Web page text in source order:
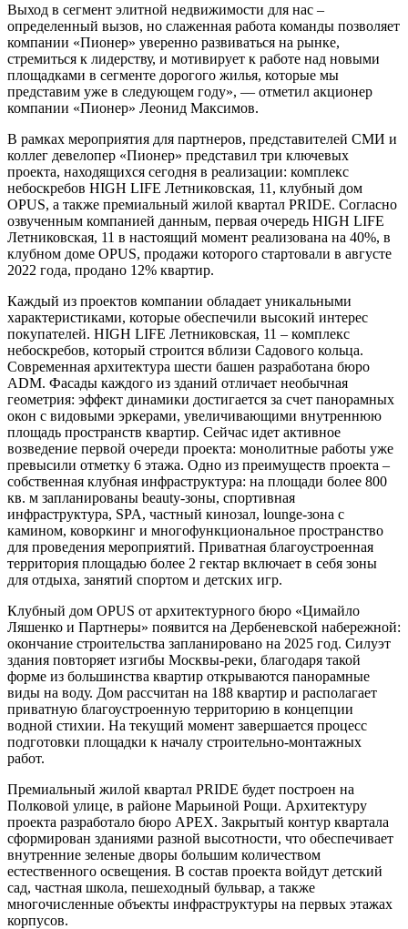
Выход в сегмент элитной недвижимости для нас –
определенный вызов, но слаженная работа команды позволяет
компании «Пионер» уверенно развиваться на рынке,
стремиться к лидерству, и мотивирует к работе над новыми
площадками в сегменте дорогого жилья, которые мы
представим уже в следующем году», — отметил акционер
компании «Пионер» Леонид Максимов.
В рамках мероприятия для партнеров, представителей СМИ и
коллег девелопер «Пионер» представил три ключевых
проекта, находящихся сегодня в реализации: комплекс
небоскребов HIGH LIFE Летниковская, 11, клубный дом
OPUS, а также премиальный жилой квартал PRIDE. Согласно
озвученным компанией данным, первая очередь HIGH LIFE
Летниковская, 11 в настоящий момент реализована на 40%, в
клубном доме OPUS, продажи которого стартовали в августе
2022 года, продано 12% квартир.
Каждый из проектов компании обладает уникальными
характеристиками, которые обеспечили высокий интерес
покупателей. HIGH LIFE Летниковская, 11 – комплекс
небоскребов, который строится вблизи Садового кольца.
Современная архитектура шести башен разработана бюро
ADM. Фасады каждого из зданий отличает необычная
геометрия: эффект динамики достигается за счет панорамных
окон с видовыми эркерами, увеличивающими внутреннюю
площадь пространств квартир. Сейчас идет активное
возведение первой очереди проекта: монолитные работы уже
превысили отметку 6 этажа. Одно из преимуществ проекта –
собственная клубная инфраструктура: на площади более 800
кв. м запланированы beauty-зоны, спортивная
инфраструктура, SPA, частный кинозал, lounge-зона с
камином, коворкинг и многофункциональное пространство
для проведения мероприятий. Приватная благоустроенная
территория площадью более 2 гектар включает в себя зоны
для отдыха, занятий спортом и детских игр.
Клубный дом OPUS от архитектурного бюро «Цимайло
Ляшенко и Партнеры» появится на Дербеневской набережной:
окончание строительства запланировано на 2025 год. Силуэт
здания повторяет изгибы Москвы-реки, благодаря такой
форме из большинства квартир открываются панорамные
виды на воду. Дом рассчитан на 188 квартир и располагает
приватную благоустроенную территорию в концепции
водной стихии. На текущий момент завершается процесс
подготовки площадки к началу строительно-монтажных
работ.
Премиальный жилой квартал PRIDE будет построен на
Полковой улице, в районе Марьиной Рощи. Архитектуру
проекта разработало бюро APEX. Закрытый контур квартала
сформирован зданиями разной высотности, что обеспечивает
внутренние зеленые дворы большим количеством
естественного освещения. В состав проекта войдут детский
сад, частная школа, пешеходный бульвар, а также
многочисленные объекты инфраструктуры на первых этажах
корпусов.